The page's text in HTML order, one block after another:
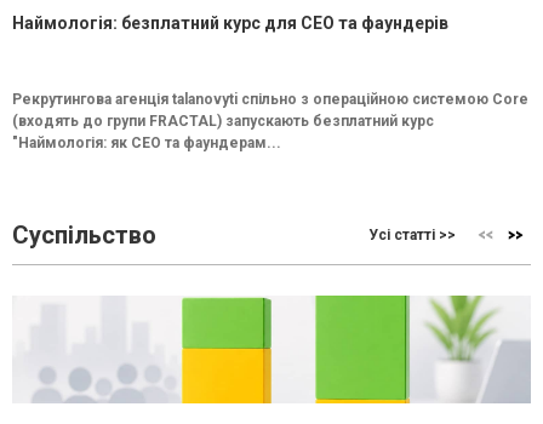
Наймологія: безплатний курс для CEO та фаундерів
Рекрутингова агенція talanovyti спільно з операційною системою Core
(входять до групи FRACTAL) запускають безплатний курс
"Наймологія: як СEO та фаундерам...
Суспільство Усі статті >>